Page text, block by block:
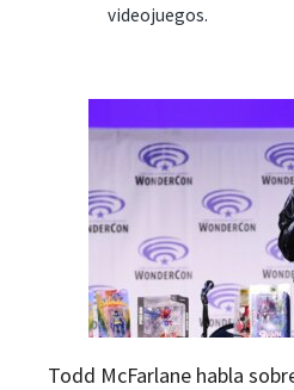
videojuegos.
Todd McFarlane habla